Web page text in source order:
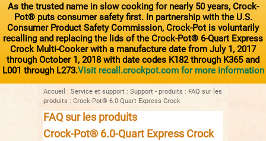
As the trusted name in slow cooking for nearly 50 years, Crock-
Pot® puts consumer safety first. In partnership with the U.S.
Consumer Product Safety Commission, Crock-Pot is voluntarily
recalling and replacing the lids of the Crock-Pot® 6-Quart Express
Crock Multi-Cooker with a manufacture date from July 1, 2017
through October 1, 2018 with date codes K182 through K365 and
L001 through L273.Visit recall.crockpot.com for more information
Accueil : Service et support : Support - produits : FAQ sur les
produits : Crock-Pot® 6.0-Quart Express Crock
FAQ sur les produits
Crock-Pot® 6.0-Quart Express Crock